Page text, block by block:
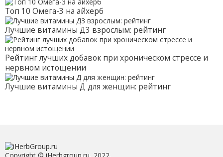
Топ 10 Омега-3 на айхерб
Лучшие витамины Д3 взрослым: рейтинг
Рейтинг лучших добавок при хроническом стрессе и
нервном истощении
Лучшие витамины Д для женщин: рейтинг